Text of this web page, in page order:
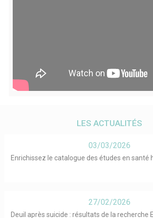
LES ACTUALITÉS
03/03/2026
Enrichissez le catalogue des études en santé
27/02/2026
Deuil après suicide : résultats de la recherche